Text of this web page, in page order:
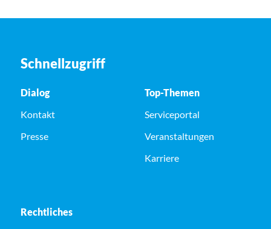
Schnellzugriff
Dialog
Kontakt
Presse
Top-Themen
Serviceportal
Veranstaltungen
Karriere
Rechtliches